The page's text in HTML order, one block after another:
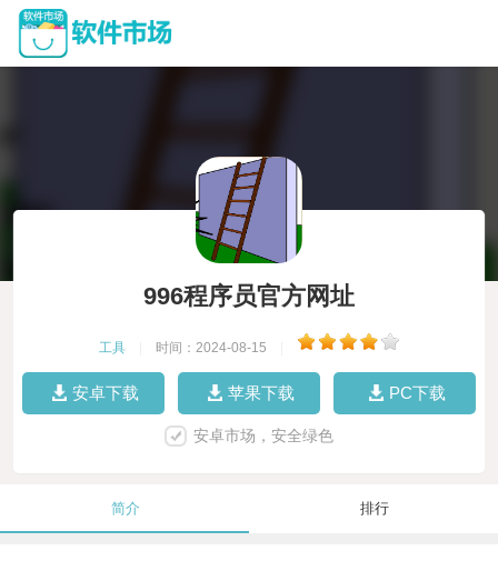
996程序员官方网址
工具 时间：2024-08-15
安卓下载 苹果下载 PC下载
安卓市场，安全绿色
简介 排行